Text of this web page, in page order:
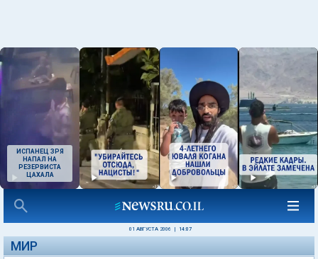
ИСПАНЕЦ ЗРЯ
НАПАЛ НА
РЕЗЕРВИСТА
ЦАХАЛА
01 АВГУСТА 2006 14:07
МИР